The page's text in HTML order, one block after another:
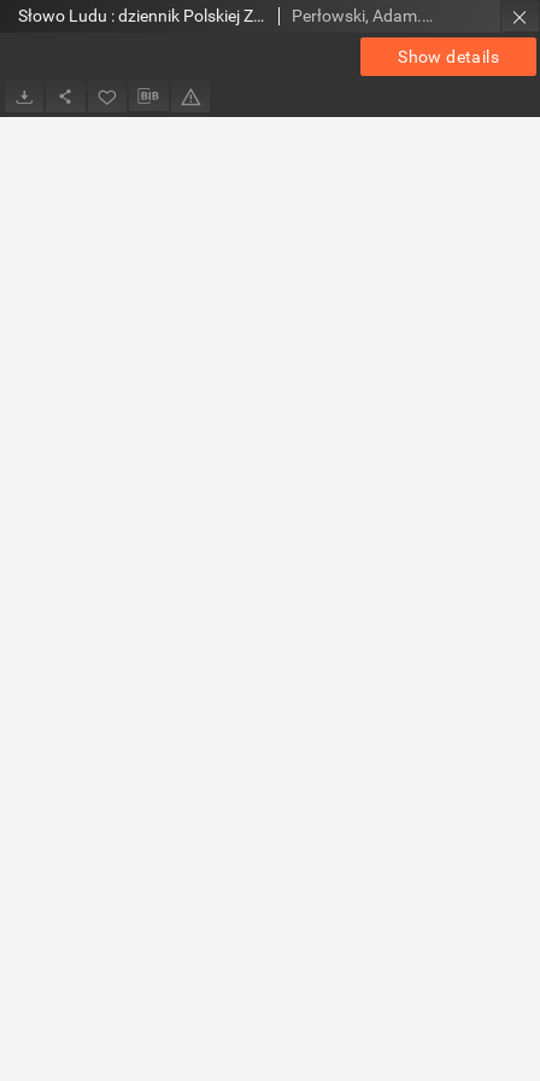
Show details
Słowo Ludu : dziennik Polskiej Zjednoczonej Partii Robotniczej, 1986 R.XXXVII, nr 156 Perłowski, Adam. Red.